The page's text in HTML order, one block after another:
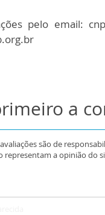
pelo email:
a
são de
representam a opinião do